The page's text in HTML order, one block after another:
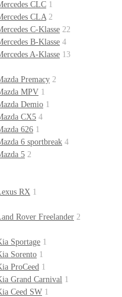
CLC 1
CLA 2
C-Klasse 22
B-Klasse 4
A-Klasse 13
Premacy 2
MPV 1
Demio 1
CX5 4
626 1
6 sportbreak 4
5 2
RX 1
Rover Freelander 2
Sportage 1
Sorento 1
ProCeed 1
Grand Carnival 1
Ceed SW 1